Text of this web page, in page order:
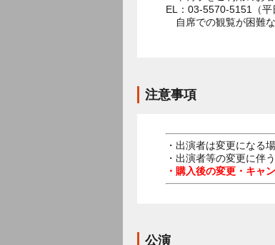
EL：03-5570-5151（
自席での観覧が困難
注意事項
・出演者は変更になる
・出演者等の変更に伴
・購入後の変更・キャ
公演